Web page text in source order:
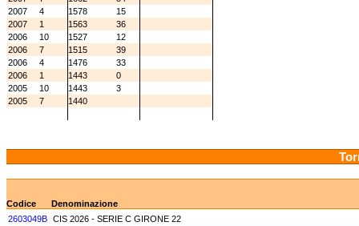
2007
4 1578
15
2007
1 1563
36
2006
10 1527
12
2006
7 1515
39
2006
4 1476
33
2006
1 1443
0
2005
10 1443
3
2005
7 1440
Codice
Denominazione
2603049B CIS 2026 - SERIE C GIRONE 22